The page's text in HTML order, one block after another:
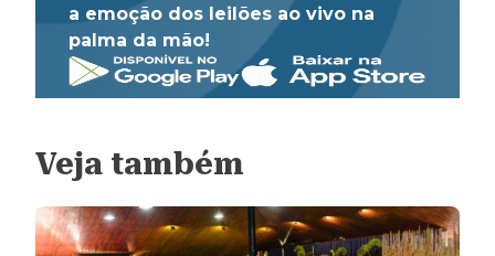
a emoção dos leilões ao vivo na
palma da mão!
Veja também